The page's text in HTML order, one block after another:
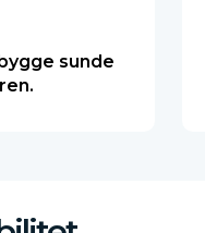
sunde